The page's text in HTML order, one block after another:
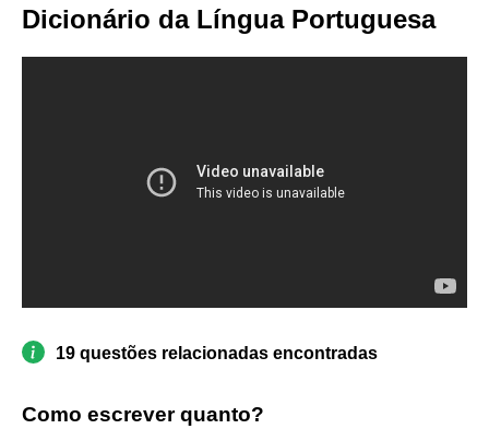
Dicionário da Língua Portuguesa
19 questões relacionadas encontradas
Como escrever quanto?